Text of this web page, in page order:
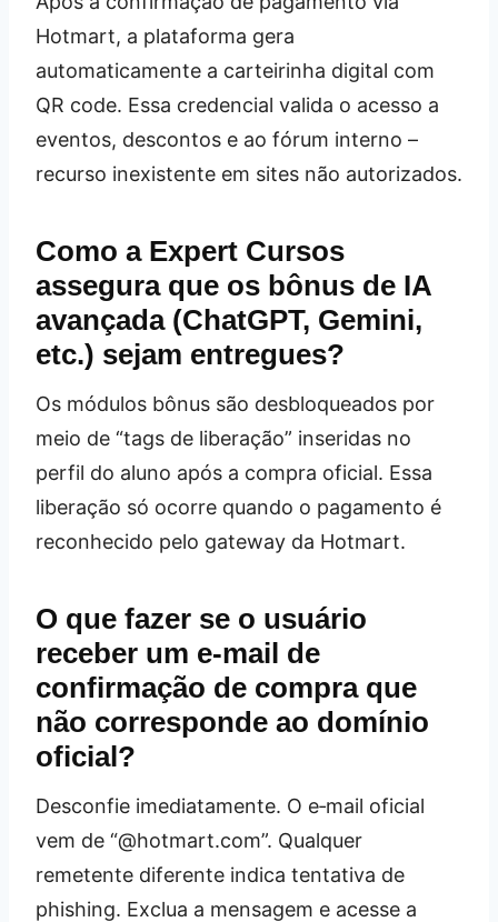
Hotmart, a plataforma gera
automaticamente a carteirinha digital com
QR code. Essa credencial valida o acesso a
eventos, descontos e ao fórum interno –
recurso inexistente em sites não autorizados.
Como a Expert Cursos
assegura que os bônus de IA
avançada (ChatGPT, Gemini,
etc.) sejam entregues?
Os módulos bônus são desbloqueados por
meio de “tags de liberação” inseridas no
perfil do aluno após a compra oficial. Essa
liberação só ocorre quando o pagamento é
reconhecido pelo gateway da Hotmart.
O que fazer se o usuário
receber um e‑mail de
confirmação de compra que
não corresponde ao domínio
oficial?
Desconfie imediatamente. O e‑mail oficial
vem de “@hotmart.com”. Qualquer
remetente diferente indica tentativa de
phishing. Exclua a mensagem e acesse a